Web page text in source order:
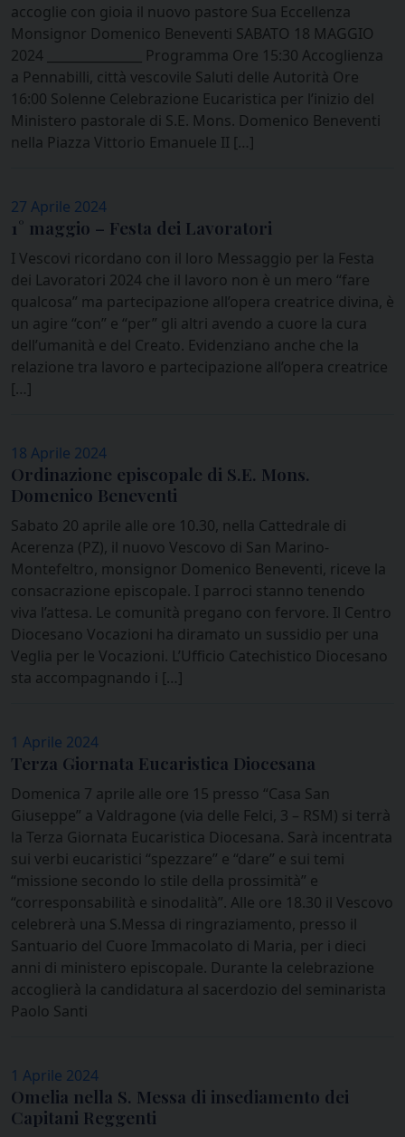
accoglie con gioia il nuovo pastore Sua Eccellenza
Monsignor Domenico Beneventi SABATO 18 MAGGIO
2024 _______________ Programma Ore 15:30 Accoglienza
a Pennabilli, città vescovile Saluti delle Autorità Ore
16:00 Solenne Celebrazione Eucaristica per l’inizio del
Ministero pastorale di S.E. Mons. Domenico Beneventi
nella Piazza Vittorio Emanuele II […]
27 Aprile 2024
1° maggio – Festa dei Lavoratori
I Vescovi ricordano con il loro Messaggio per la Festa
dei Lavoratori 2024 che il lavoro non è un mero “fare
qualcosa” ma partecipazione all’opera creatrice divina, è
un agire “con” e “per” gli altri avendo a cuore la cura
dell’umanità e del Creato. Evidenziano anche che la
relazione tra lavoro e partecipazione all’opera creatrice
[…]
18 Aprile 2024
Ordinazione episcopale di S.E. Mons.
Domenico Beneventi
Sabato 20 aprile alle ore 10.30, nella Cattedrale di
Acerenza (PZ), il nuovo Vescovo di San Marino-
Montefeltro, monsignor Domenico Beneventi, riceve la
consacrazione episcopale. I parroci stanno tenendo
viva l’attesa. Le comunità pregano con fervore. Il Centro
Diocesano Vocazioni ha diramato un sussidio per una
Veglia per le Vocazioni. L’Ufficio Catechistico Diocesano
sta accompagnando i […]
1 Aprile 2024
Terza Giornata Eucaristica Diocesana
Domenica 7 aprile alle ore 15 presso “Casa San
Giuseppe” a Valdragone (via delle Felci, 3 – RSM) si terrà
la Terza Giornata Eucaristica Diocesana. Sarà incentrata
sui verbi eucaristici “spezzare” e “dare” e sui temi
“missione secondo lo stile della prossimità” e
“corresponsabilità e sinodalità”. Alle ore 18.30 il Vescovo
celebrerà una S.Messa di ringraziamento, presso il
Santuario del Cuore Immacolato di Maria, per i dieci
anni di ministero episcopale. Durante la celebrazione
accoglierà la candidatura al sacerdozio del seminarista
Paolo Santi
1 Aprile 2024
Omelia nella S. Messa di insediamento dei
Capitani Reggenti